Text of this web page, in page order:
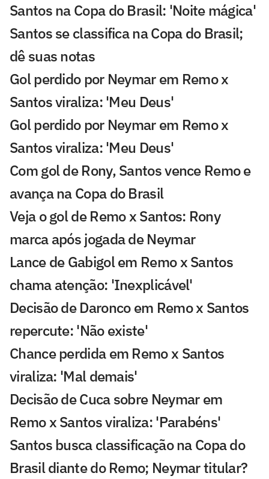
Santos na Copa do Brasil: 'Noite mágica'
Santos se classifica na Copa do Brasil;
dê suas notas
Gol perdido por Neymar em Remo x
Santos viraliza: 'Meu Deus'
Gol perdido por Neymar em Remo x
Santos viraliza: 'Meu Deus'
Com gol de Rony, Santos vence Remo e
avança na Copa do Brasil
Veja o gol de Remo x Santos: Rony
marca após jogada de Neymar
Lance de Gabigol em Remo x Santos
chama atenção: 'Inexplicável'
Decisão de Daronco em Remo x Santos
repercute: 'Não existe'
Chance perdida em Remo x Santos
viraliza: 'Mal demais'
Decisão de Cuca sobre Neymar em
Remo x Santos viraliza: 'Parabéns'
Santos busca classificação na Copa do
Brasil diante do Remo; Neymar titular?